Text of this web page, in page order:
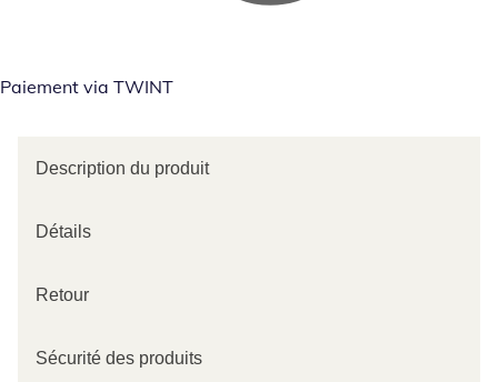
Paiement via TWINT
Description du produit
Détails
Retour
Sécurité des produits